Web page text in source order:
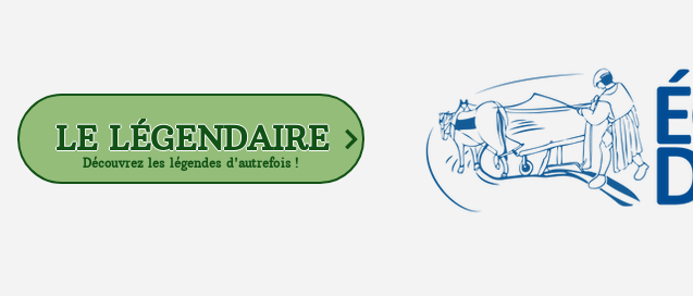
LE LÉGENDAIRE
Découvrez les légendes d'autrefois !